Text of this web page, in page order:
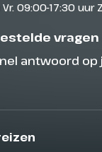
09:00-17:30 uur
vragen
antwoord op